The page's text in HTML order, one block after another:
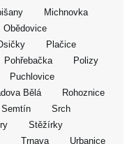
Michnovka
Obědovice
Plačice
Pohřebačka
Polizy
Puchlovice
Bělá
Rohoznice
Semtín
Srch
Stěžírky
Trnava
Urbanice